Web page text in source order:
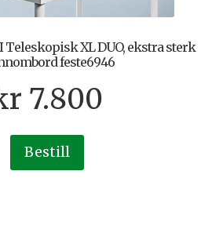
Teleskopisk XL DUO, ekstra sterk
feste6946
7.800
Bestill